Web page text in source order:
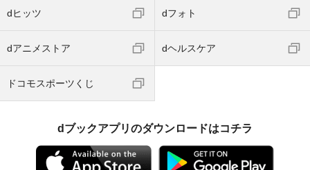
dヒッツ dフォト
dアニメストア dヘルスケア
ドコモスポーツくじ
dブックアプリのダウンロードはコチラ